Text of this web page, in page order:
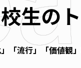
生の
流行」「価値観